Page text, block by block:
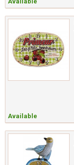
Available